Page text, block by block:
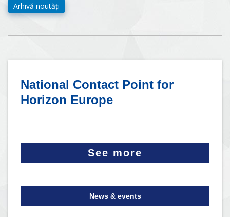
National Contact Point for
Horizon Europe
See more
News & events